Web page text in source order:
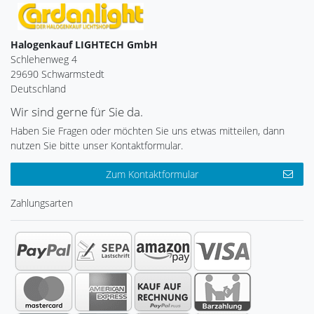
Halogenkauf LIGHTECH GmbH
Schlehenweg 4
29690 Schwarmstedt
Deutschland
Wir sind gerne für Sie da.
Haben Sie Fragen oder möchten Sie uns etwas mitteilen, dann
nutzen Sie bitte unser Kontaktformular.
Zum Kontaktformular
Zahlungsarten